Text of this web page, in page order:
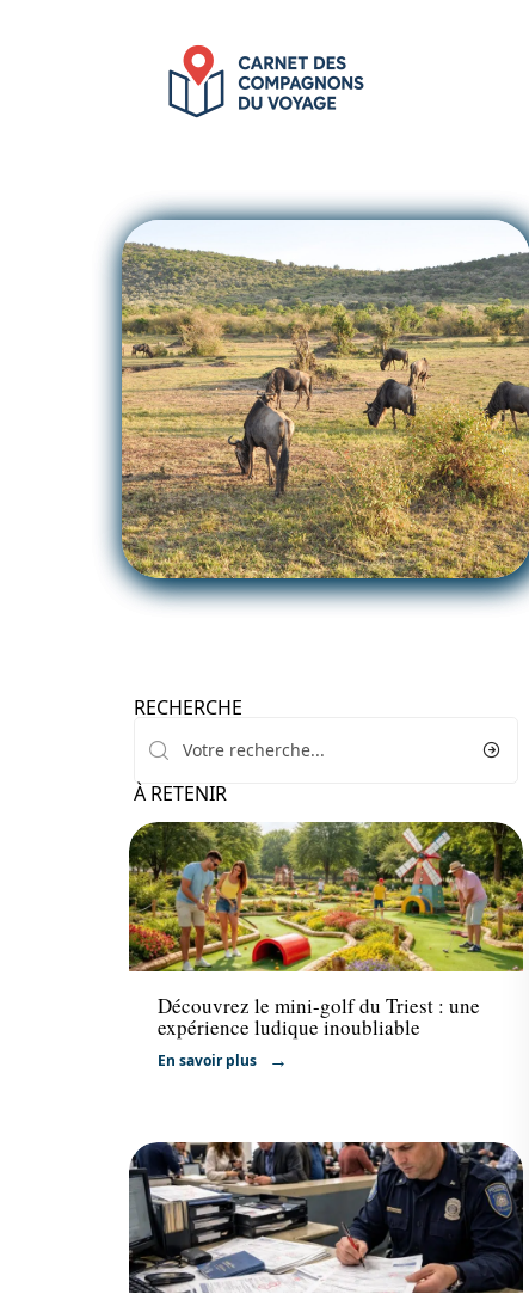
RECHERCHE
À RETENIR
Activités
Découvrez le mini-golf du Triest : une
expérience ludique inoubliable
En savoir plus
Actu